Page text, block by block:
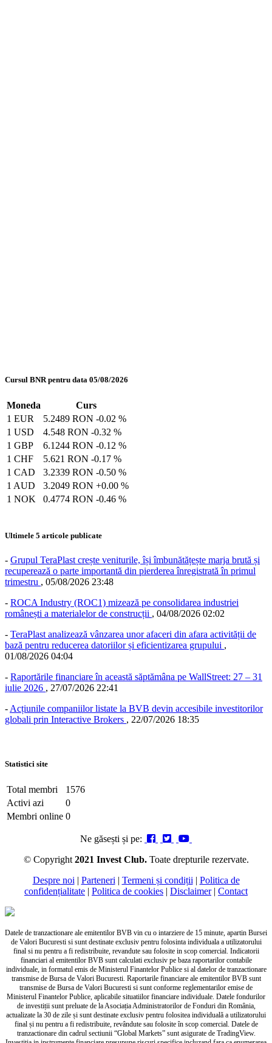
Cursul BNR pentru data 05/08/2026
Moneda
Curs
1 EUR
5.2489 RON -0.02 %
1 USD
4.548 RON -0.32 %
1 GBP
6.1244 RON -0.12 %
1 CHF
5.621 RON -0.17 %
1 CAD
3.2339 RON -0.50 %
1 AUD
3.2049 RON +0.00 %
1 NOK
0.4774 RON -0.46 %
Ultimele 5 articole publicate
- Grupul TeraPlast crește veniturile, își îmbunătățește marja brută și
recuperează o parte importantă din pierderea înregistrată în primul
trimestru , 05/08/2026 23:48
- ROCA Industry (ROC1) mizează pe consolidarea industriei
românești a materialelor de construcții , 04/08/2026 02:02
- TeraPlast analizează vânzarea unor afaceri din afara activității de
bază pentru reducerea datoriilor și eficientizarea grupului ,
01/08/2026 04:04
- Raportările financiare în această săptămâna pe WallStreet: 27 – 31
iulie 2026 , 27/07/2026 22:41
- Acțiunile companiilor listate la BVB devin accesibile investitorilor
globali prin Interactive Brokers , 22/07/2026 18:35
Statistici site
Total membri
1576
Activi azi
0
Membri online 0
Ne găsești și pe:
© Copyright 2021 Invest Club. Toate drepturile rezervate.
Despre noi | Parteneri | Termeni și condiții | Politica de
confidențialitate | Politica de cookies | Disclaimer| Contact
Datele de tranzactionare ale emitentilor BVB vin cu o intarziere de 15 minute, apartin Bursei
de Valori Bucuresti si sunt destinate exclusiv pentru folosinta individuala a utilizatorului
final si nu pentru a fi redistribuite, revandute sau folosite in scop comercial. Indicatorii
financiari al emitentilor BVB sunt calculati exclusiv pe baza raportarilor contabile
individuale, in formatul emis de Ministerul Finantelor Publice si al datelor de tranzactionare
transmise de Bursa de Valori Bucuresti. Raportarile financiare ale emitentilor BVB sunt
transmise de Bursa de Valori Bucuresti si sunt conforme reglementarilor emise de
Ministerul Finantelor Publice, aplicabile situatiilor financiare individuale. Datele fondurilor
de investiții sunt preluate de la Asociația Administratorilor de Fonduri din România,
actualizate la 30 de zile și sunt destinate exclusiv pentru folositea individuală a utilizatorului
final și nu pentru a fi redistribuite, revândute sau folosite în scop comercial. Datele de
tranzactionare din cadrul sectiunii “Global Markets” sunt asigurate de TradingView.